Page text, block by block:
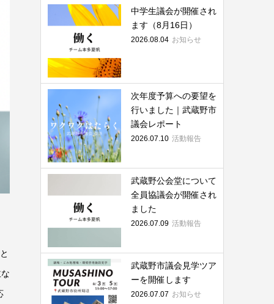
中学生議会が開催され
ます（8月16日）
2026.08.04 お知らせ
次年度予算への要望を
行いました｜武蔵野市
議会レポート
2026.07.10 活動報告
武蔵野公会堂について
全員協議会が開催され
ました
2026.07.09 活動報告
武蔵野市議会見学ツア
ーを開催します
2026.07.07 お知らせ